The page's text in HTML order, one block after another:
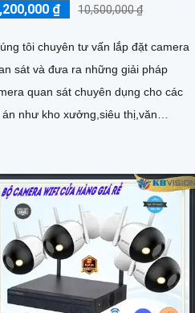
₫ 10,500,000 ₫
tôi chuyên tư vấn lắp đặt camera
sát và đưa ra những giải pháp
quan sát chuyên dụng cho các
như kho xưởng,siêu thị,văn